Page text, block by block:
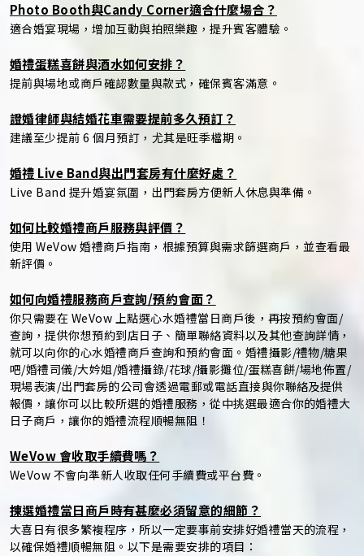
Photo Booth與Candy Corner適合什麼場合？
適合婚宴現場，增加互動與拍照樂趣，提升賓客體驗。
婚禮蛋糕喜餅與酒水如何安排？
提前與場地或商戶確認數量與款式，確保賓客滿意。
證婚律師與結婚花車需要提前多久預訂？
建議至少提前 6 個月預訂，尤其是旺季檔期。
婚禮 Live Band與出門套房有什麼好處？
Live Band 提升婚宴氛圍，出門套房方便新人休息與準備。
如何比較婚禮商戶服務與評價？
使用 WeVow 婚禮商戶指南，根據預算與需求篩選商戶，並查看最
新評價。
如何向婚禮服務商戶查詢/預約會面？
你只需要在 WeVow 上點選心水婚禮當日商戶後，再按預約會面/
查詢，提供你想預約到店日子、簡單聯絡資料以及其他查詢詳情，
就可以向你的心水婚禮商戶查詢和預約會面。婚禮攝影/禮物/糖果
吧/婚禮司儀/大妗姐/婚禮攝錄/花球/攝影攤位/蛋糕喜餅/場地佈置/
現場表演/出門套房的公司會透過電郵或電話直接與你聯絡及提供
報價，讓你可以比較所選的婚禮服務，從中挑選最適合你的婚禮大
日子商戶，讓你的婚禮流程順暢無阻！
WeVow 會收取手續費嗎？
WeVow 不會向準新人收取任何手續費或平台費。
揀選婚禮當日商戶時有甚麼必須留意的細節？
大喜日有很多繁複程序，所以一定要事前安排好婚禮當天的流程，
以確保婚禮順暢無阻。以下是需要安排的項目：